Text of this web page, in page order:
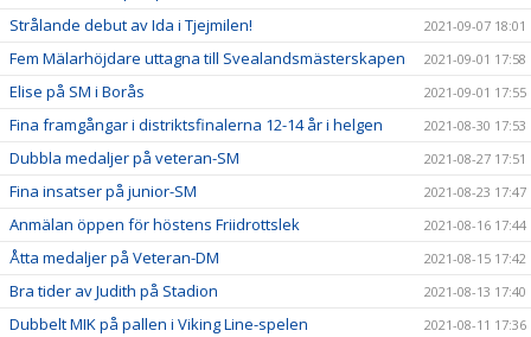
Strålande debut av Ida i Tjejmilen! 2021-09-07 18:01
Fem Mälarhöjdare uttagna till Svealandsmästerskapen 2021-09-01 17:58
Elise på SM i Borås 2021-09-01 17:55
Fina framgångar i distriktsfinalerna 12-14 år i helgen 2021-08-30 17:53
Dubbla medaljer på veteran-SM 2021-08-27 17:51
Fina insatser på junior-SM 2021-08-23 17:47
Anmälan öppen för höstens Friidrottslek 2021-08-16 17:44
Åtta medaljer på Veteran-DM 2021-08-15 17:42
Bra tider av Judith på Stadion 2021-08-13 17:40
Dubbelt MIK på pallen i Viking Line-spelen 2021-08-11 17:36